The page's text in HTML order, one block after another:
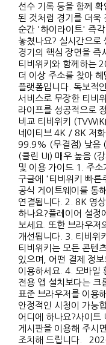
선수 기록 등을 함께
된 것처럼 경기를 더욱
순간 '하이라이트' 즉
놓쳤나요? 실시간으로
경기의 핵심 장면을 즉
티비위키와 함께하는
더 이상 주소를 찾아
플랫폼입니다. 독보적
서비스로 무장한 티비
라이프를 성공적으로
비교 티비위키
네이티브 4K / 8K 저
99.9% (무결점) 낮음 (
(클린 UI) 매우 높음 (
및 이용 가이드 1. 주
구글에 '티비위키 빠른
공식 게이트웨이를 통
연결됩니다. 2. 8K 영
하나요?플레이어 설
보세요. 또한 브라우저
개선됩니다. 3. 티비위
티비위키는 모든 콘텐
있으며, 어떤 결제 정
이용하세요. 4. 모바일
전용 앱 설치보다는
표준 브라우저를 이용
안정적인 시청이 가능
어디에 하나요?사이
게시판을 이용해 주시
조치해 드립니다.